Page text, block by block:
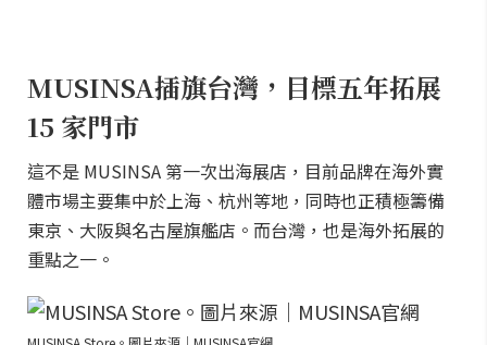
MUSINSA插旗台灣，目標五年拓展
15 家門市
這不是 MUSINSA 第一次出海展店，目前品牌在海外實
體市場主要集中於上海、杭州等地，同時也正積極籌備
東京、大阪與名古屋旗艦店。而台灣，也是海外拓展的
重點之一。